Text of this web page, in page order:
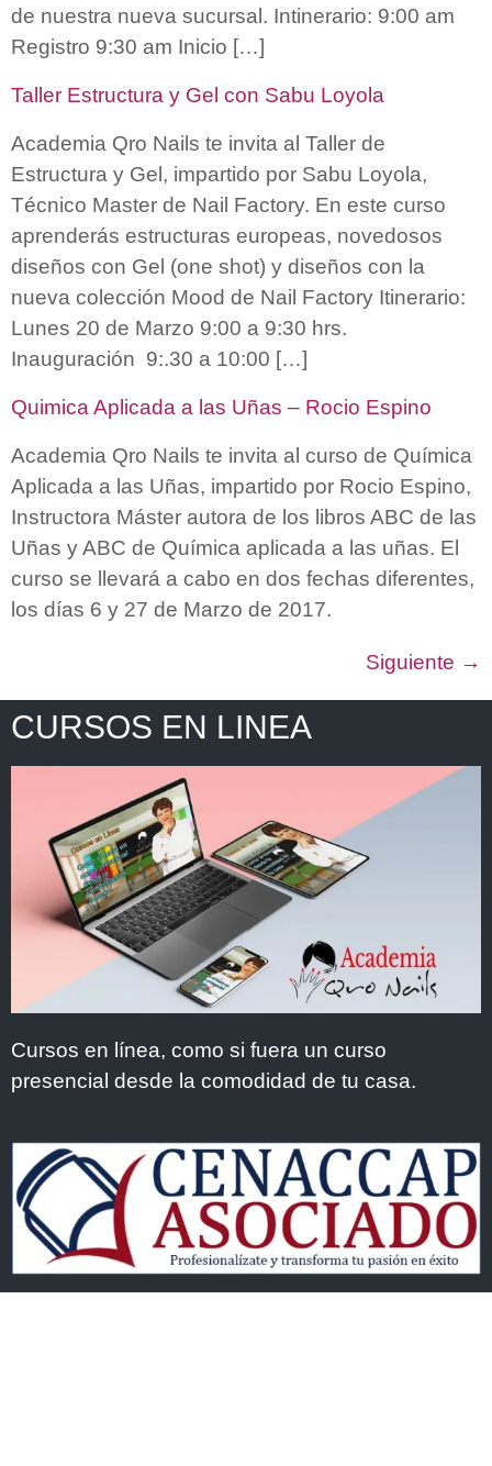
de nuestra nueva sucursal. Intinerario: 9:00 am
Registro 9:30 am Inicio […]
Taller Estructura y Gel con Sabu Loyola
Academia Qro Nails te invita al Taller de
Estructura y Gel, impartido por Sabu Loyola,
Técnico Master de Nail Factory. En este curso
aprenderás estructuras europeas, novedosos
diseños con Gel (one shot) y diseños con la
nueva colección Mood de Nail Factory Itinerario:
Lunes 20 de Marzo 9:00 a 9:30 hrs.
Inauguración 9:.30 a 10:00 […]
Quimica Aplicada a las Uñas – Rocio Espino
Academia Qro Nails te invita al curso de Química
Aplicada a las Uñas, impartido por Rocio Espino,
Instructora Máster autora de los libros ABC de las
Uñas y ABC de Química aplicada a las uñas. El
curso se llevará a cabo en dos fechas diferentes,
los días 6 y 27 de Marzo de 2017.
Siguiente →
CURSOS EN LINEA
Cursos en línea, como si fuera un curso
presencial desde la comodidad de tu casa.